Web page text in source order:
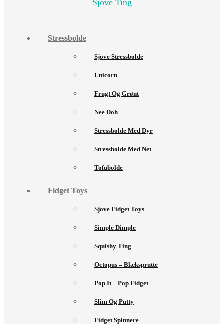
Sjove Ting
Stressbolde
Sjove Stressbolde
Unicorn
Frugt Og Grønt
Nee Doh
Stressbolde Med Dyr
Stressbolde Med Net
Tofubolde
Fidget Toys
Sjove Fidget Toys
Simple Dimple
Squishy Ting
Octopus – Blæksprutte
Pop It – Pop Fidget
Slim Og Putty
Fidget Spinnere